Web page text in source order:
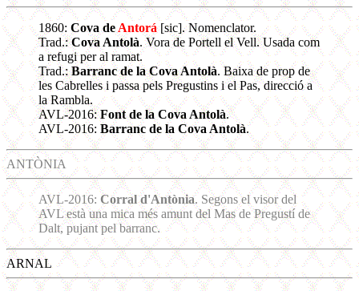
1860: Cova deAntorá[sic]. Nomenclator.
Trad.:Cova Antolà. Vora de Portell el Vell. Usada com
a refugi per al ramat.
Trad.:Barranc de la Cova Antolà. Baixa de prop de
les Cabrelles i passa pels Pregustins i el Pas, direcció a
la Rambla.
AVL-2016:Font de la Cova Antolà.
AVL-2016: Barranc de la Cova Antolà.
ANTÒNIA
AVL-2016: Corral d'Antònia. Segons el visor del
AVL està una mica més amunt del Mas de Pregustí de
Dalt, pujant pel barranc.
ARNAL